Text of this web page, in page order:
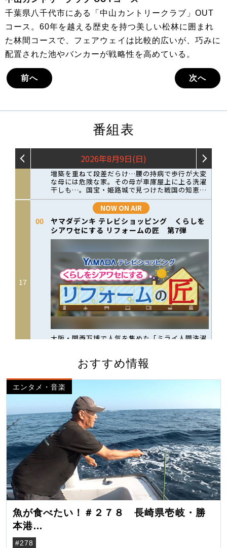
千葉県八千代市にある「中山カントリークラブ」OUT
コース。60年を越える歴史を持つ美しい松林に囲まれ
た林間コースで、フェアウェイは比較的広いが、巧みに
配置された池やバンカーが戦略性を高めている。
前へ 次へ
番組表
おすすめ情報
エンタメ・音楽
魚が食べたい！＃２７８ 長崎県壱岐・勝
本港
（クロマグロ）
#278